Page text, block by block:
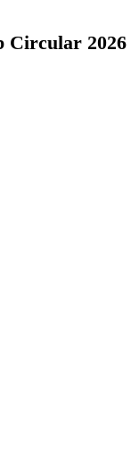
Circular 2026